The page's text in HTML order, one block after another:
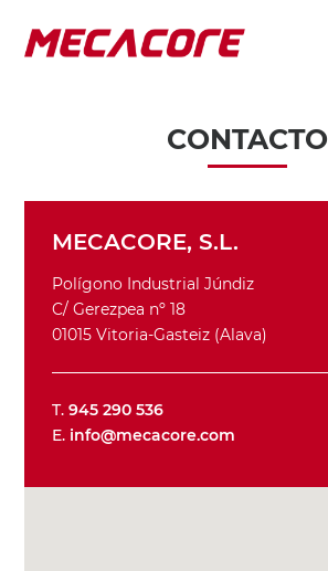
CONTACTO
MECACORE, S.L.
Polígono Industrial Júndiz
C/ Gerezpea nº 18
01015 Vitoria-Gasteiz (Alava)
T. 945 290 536
E. info@mecacore.com